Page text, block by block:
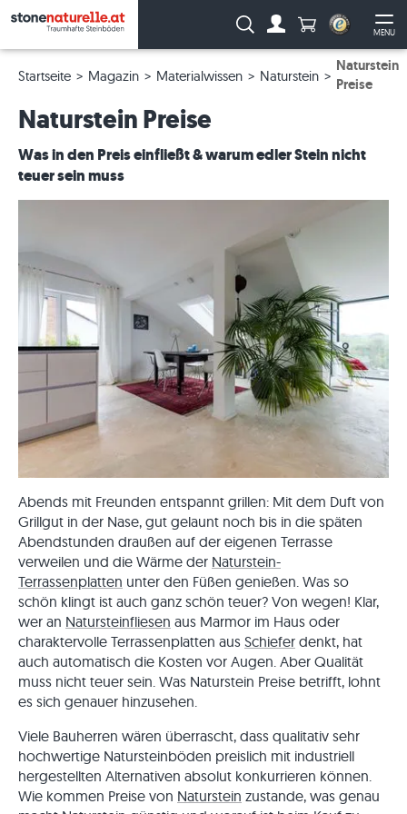
MENU
Suche: Anzahl
Startseite Magazin Materialwissen Naturstein
Naturstein
Preise
Naturstein Preise
Was in den Preis einfließt & warum edler Stein nicht
teuer sein muss
Abends mit Freunden entspannt grillen: Mit dem Duft von
Grillgut in der Nase, gut gelaunt noch bis in die späten
Abendstunden draußen auf der eigenen Terrasse
verweilen und die Wärme der Naturstein-
Terrassenplatten unter den Füßen genießen. Was so
schön klingt ist auch ganz schön teuer? Von wegen! Klar,
wer an Natursteinfliesen aus Marmor im Haus oder
charaktervolle Terrassenplatten aus Schiefer denkt, hat
auch automatisch die Kosten vor Augen. Aber Qualität
muss nicht teuer sein. Was Naturstein Preise betrifft, lohnt
es sich genauer hinzusehen.
Viele Bauherren wären überrascht, dass qualitativ sehr
hochwertige Natursteinböden preislich mit industriell
hergestellten Alternativen absolut konkurrieren können.
Wie kommen Preise von Naturstein zustande, was genau